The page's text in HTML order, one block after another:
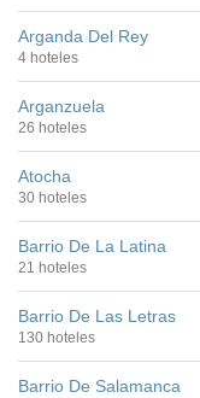
Arganda Del Rey
4 hoteles
Arganzuela
26 hoteles
Atocha
30 hoteles
Barrio De La Latina
21 hoteles
Barrio De Las Letras
130 hoteles
Barrio De Salamanca